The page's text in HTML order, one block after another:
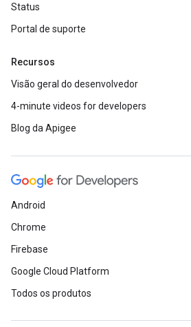
Status
Portal de suporte
Recursos
Visão geral do desenvolvedor
4-minute videos for developers
Blog da Apigee
Android
Chrome
Firebase
Google Cloud Platform
Todos os produtos